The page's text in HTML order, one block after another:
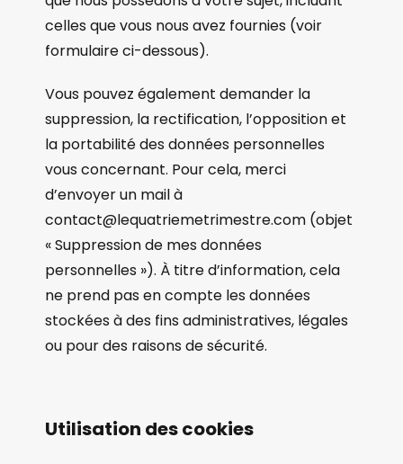
celles que vous nous avez fournies (voir
formulaire ci-dessous).
Vous pouvez également demander la
suppression, la rectification, l’opposition et
la portabilité des données personnelles
vous concernant. Pour cela, merci
d’envoyer un mail à
contact@lequatriemetrimestre.com (objet
« Suppression de mes données
personnelles »). À titre d’information, cela
ne prend pas en compte les données
stockées à des fins administratives, légales
ou pour des raisons de sécurité.
Utilisation des cookies